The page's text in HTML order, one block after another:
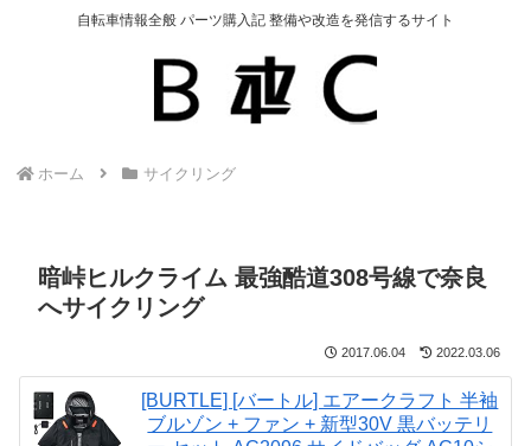
自転車情報全般 パーツ購入記 整備や改造を発信するサイト
ホーム サイクリング
暗峠ヒルクライム 最強酷道308号線で奈良
へサイクリング
2017.06.04 2022.03.06
[BURTLE] [バートル] エアークラフト 半袖
ブルゾン + ファン + 新型30V 黒バッテリ